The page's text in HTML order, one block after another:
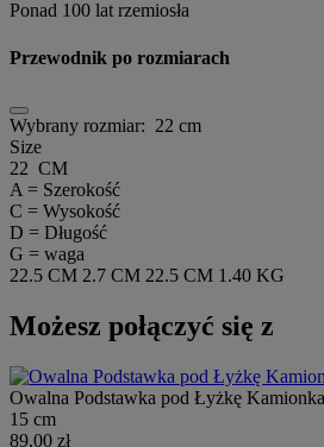
Ponad 100 lat rzemiosła
Przewodnik po rozmiarach
Wybrany rozmiar: 22 cm
Size
22 CM
A = Szerokość
C = Wysokość
D = Długość
G = waga
22.5 CM 2.7 CM 22.5 CM 1.40 KG
Możesz połączyć się z
Owalna Podstawka pod Łyżkę Kamionka
15 cm
89,00 zł